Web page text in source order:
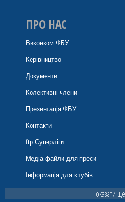
ПРО НАС
Виконком ФБУ
Керівництво
Документи
Колективні члени
Презентація ФБУ
Контакти
ftp Суперліги
Медіа файли для преси
Інформація для клубів
Показати ще